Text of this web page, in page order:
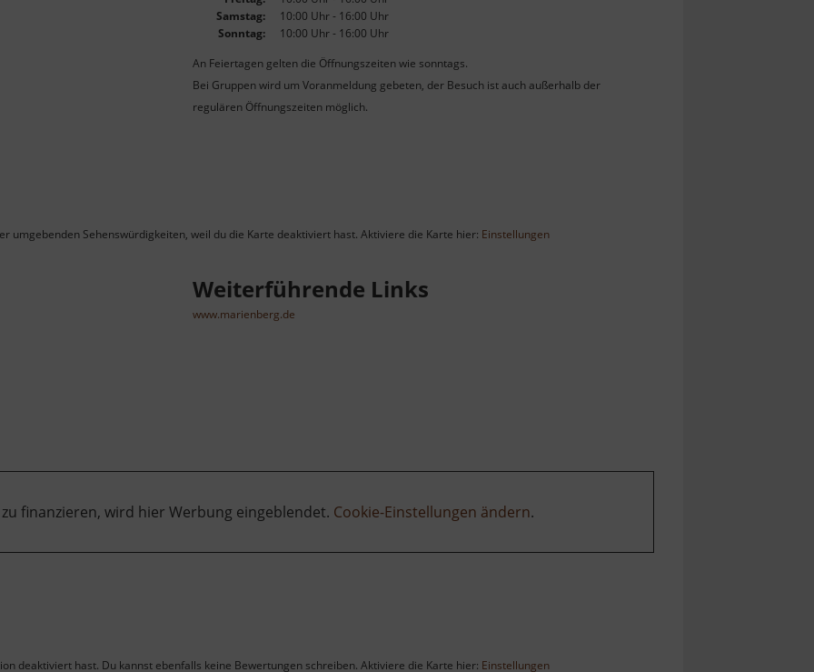
Samstag:
10:00 Uhr - 16:00 Uhr
Sonntag:
10:00 Uhr - 16:00 Uhr
An Feiertagen gelten die Öffnungszeiten wie sonntags.
Bei Gruppen wird um Voranmeldung gebeten, der Besuch ist auch außerhalb der
regulären Öffnungszeiten möglich.
umgebenden Sehenswürdigkeiten, weil du die Karte deaktiviert hast. Aktiviere die Karte hier: Einstellungen
Weiterführende Links
www.marienberg.de
finanzieren, wird hier Werbung eingeblendet. Cookie-Einstellungen ändern.
deaktiviert hast. Du kannst ebenfalls keine Bewertungen schreiben. Aktiviere die Karte hier: Einstellungen